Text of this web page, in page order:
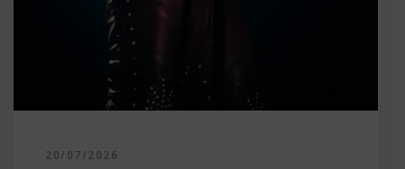
20/07/2026